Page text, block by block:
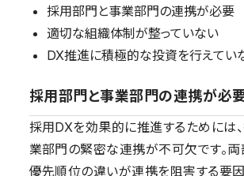
採用部門と事業部門の連携が必要
適切な組織体制が整っていない
DX推進に積極的な投資を行えてい
採用部門と事業部門の連携が必
採用DXを効果的に推進するためには
業部門の緊密な連携が不可欠です。
優先順位の違いが連携を阻害する要